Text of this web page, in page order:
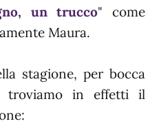
un trucco" come
Maura.
stagione, per bocca
troviamo in effetti il